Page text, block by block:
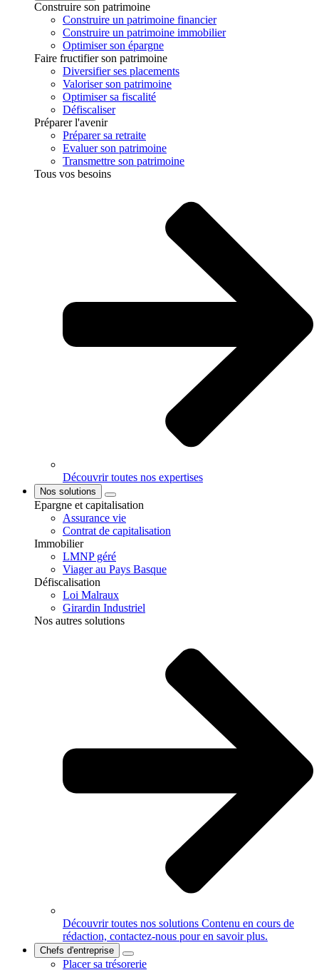
Construire son patrimoine
Construire un patrimoine financier
Construire un patrimoine immobilier
Optimiser son épargne
Faire fructifier son patrimoine
Diversifier ses placements
Valoriser son patrimoine
Optimiser sa fiscalité
Défiscaliser
Préparer l'avenir
Préparer sa retraite
Evaluer son patrimoine
Transmettre son patrimoine
Tous vos besoins
Découvrir toutes nos expertises
Nos solutions
Epargne et capitalisation
Assurance vie
Contrat de capitalisation
Immobilier
LMNP géré
Viager au Pays Basque
Défiscalisation
Loi Malraux
Girardin Industriel
Nos autres solutions
Découvrir toutes nos solutions Contenu en cours de
rédaction, contactez-nous pour en savoir plus.
Chefs d'entreprise
Placer sa trésorerie